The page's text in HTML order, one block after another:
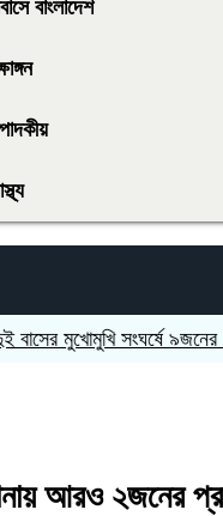
বাংলাদেশ
মুখোমুখি সংঘর্ষে ৯জনের
আরও ২জনের